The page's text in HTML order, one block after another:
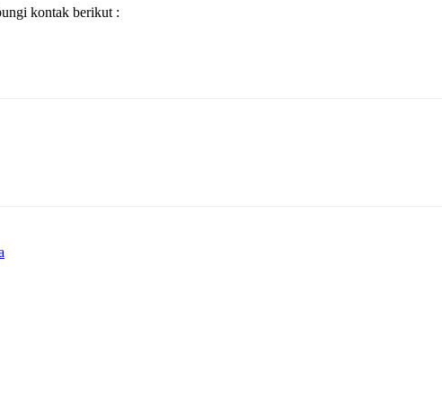
kontak berikut :